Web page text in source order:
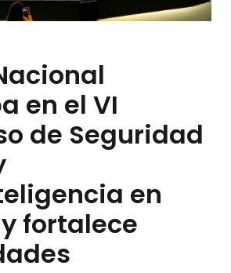
en el VI
de Seguridad
en
fortalece